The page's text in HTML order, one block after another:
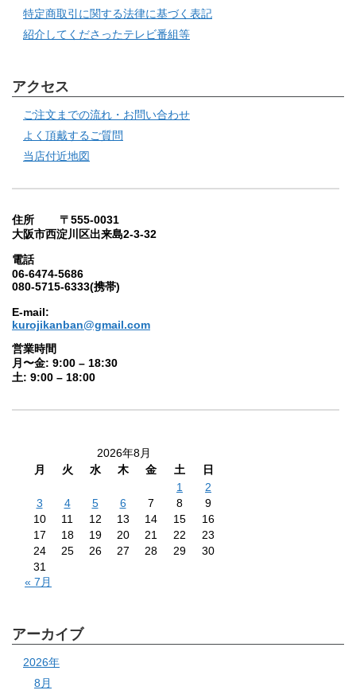
特定商取引に関する法律に基づく表記
紹介してくださったテレビ番組等
アクセス
ご注文までの流れ・お問い合わせ
よく頂戴するご質問
当店付近地図
住所 〒555-0031
大阪市西淀川区出来島2-3-32
電話
06-6474-5686
080-5715-6333(携帯)
E-mail:
kurojikanban@gmail.com
営業時間
月〜金: 9:00 – 18:30
土: 9:00 – 18:00
2026年8月
月
火 水 木 金 土
日
1
2
3
4 5 6 7 8
9
10
11 12 13 14 15
16
17
18 19 20 21 22
23
24
25 26 27 28 29
30
31
« 7月
アーカイブ
2026年
8月